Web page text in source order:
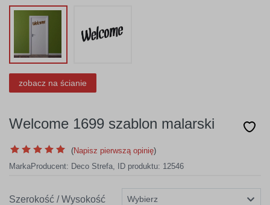
zobacz na ścianie
Welcome 1699 szablon malarski
(Napisz pierwszą opinię)
MarkaProducent: Deco Strefa, ID produktu: 12546
Szerokość / Wysokość